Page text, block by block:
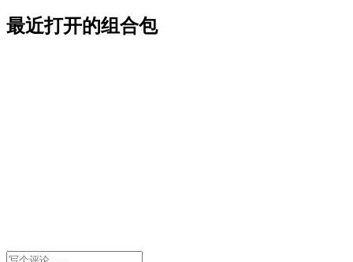
最近打开的组合包